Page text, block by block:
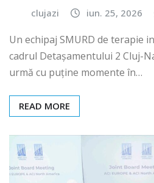
clujazi iun. 25, 2026
Un echipaj SMURD de terapie
cadrul Detașamentului 2 Cluj-
urmă cu puține momente în…
READ MORE